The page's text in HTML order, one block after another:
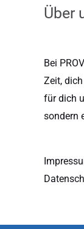
Über
Bei
Zeit,
für dich
sondern